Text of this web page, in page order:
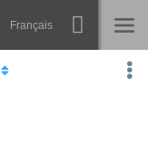
Français